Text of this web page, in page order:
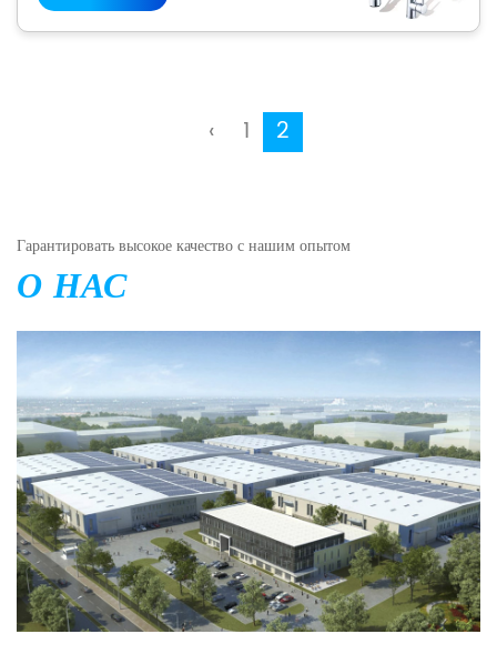
‹ 1 2
Гарантировать высокое качество с нашим опытом
О НАС